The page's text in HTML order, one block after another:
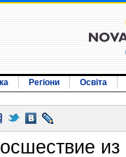
Регіони Освіта
из